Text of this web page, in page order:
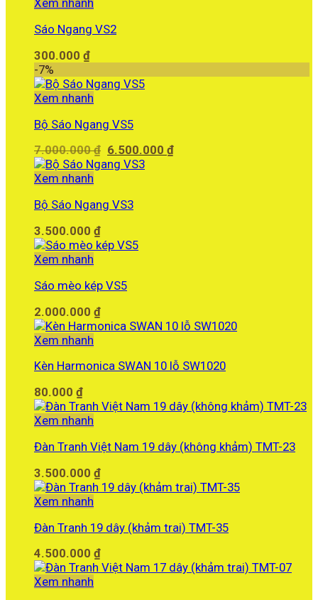
Xem nhanh
Sáo Ngang VS2
300.000 ₫
-7%
Xem nhanh
Bộ Sáo Ngang VS5
7.000.000₫ Giá
gốc
6.500.000₫Giá
Xem nhanh
Bộ Sáo Ngang VS3
3.500.000 ₫
Xem nhanh
Sáo mèo kép VS5
2.000.000 ₫
Xem nhanh
Kèn Harmonica SWAN 10 lỗ SW1020
80.000 ₫
Xem nhanh
Đàn Tranh Việt Nam 19 dây (không khảm) TMT-23
3.500.000 ₫
Xem nhanh
Đàn Tranh 19 dây (khảm trai) TMT-35
4.500.000 ₫
Xem nhanh